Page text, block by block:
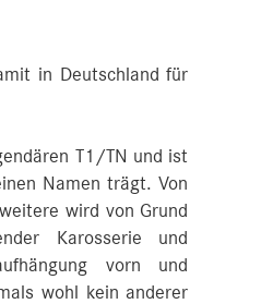
in Deutschland für
T1/TN und ist
Namen trägt. Von
wird von Grund
Karosserie und
vorn und
wohl kein anderer